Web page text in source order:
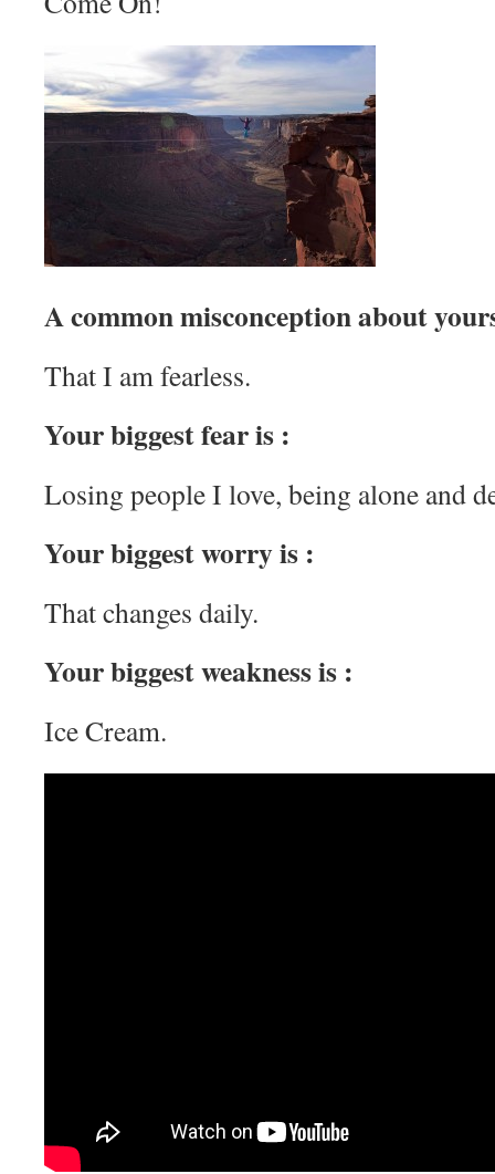
A common misconception about
That I am fearless.
Your biggest fear is :
Losing people I love, being alone and
Your biggest worry is :
That changes daily.
Your biggest weakness is :
Ice Cream.